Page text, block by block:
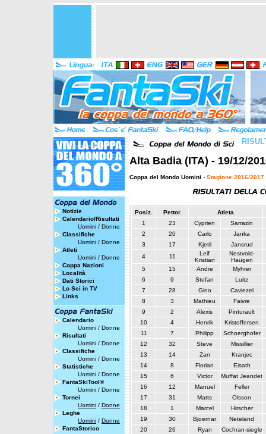
Notizie
Calendario/Risultati
Uomini / Donne
Classifiche
Uomini / Donne
Atleti
Uomini / Donne
Coppa Nazioni
Località
Dati Storici
Lo Sci in TV
Links
Calendario
Uomini / Donne
Risultati
Uomini / Donne
Classifiche
Uomini / Donne
Statistiche
Uomini / Donne
FantaSkiTool®
Uomini / Donne
Tornei
Uomini / Donne
Leghe
Uomini / Donne
FantaStorico
-
Alta Badia (ITA) - 19/12/
Coppa del Mondo Uomini - Stagione 2016/2017
Posiz. Pettor.
Atleta
1
23 Cyprien
Sarrazin
2
20 Carlo
Janka
3
17 Kjetil
Jansrud
4
11
Leif
Kristian
Nestvold-
Haugen
5
15 Andre
Myhrer
6
9 Stefan
Luitz
7
28 Gino
Caviezel
8
3 Mathieu
Faivre
9
2 Alexis
Pinturault
10
4 Henrik
Kristoffersen
11
7 Philipp
Schoerghofer
12
32 Steve
Missillier
13
14 Zan
Kranjec
14
8 Florian
Eisath
15
6 Victor
Muffat Jeandet
16
12 Manuel
Feller
17
31 Matts
Olsson
18
1 Marcel
Hirscher
19
30 Bjoernar
Neteland
20
26 Ryan
Cochran-siegle